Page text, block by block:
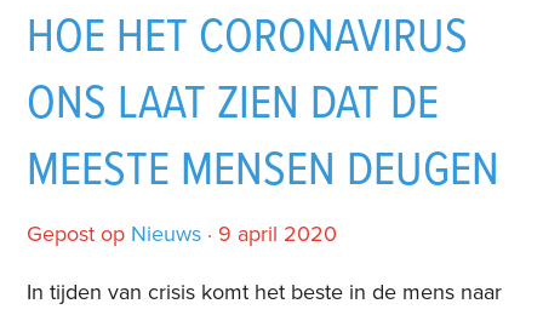
HOE HET CORONAVIRUS
ONS LAAT ZIEN DAT DE
MEESTE MENSEN DEUGEN
Gepost op Nieuws · 9 april 2020
In tijden van crisis komt het beste in de mens naar